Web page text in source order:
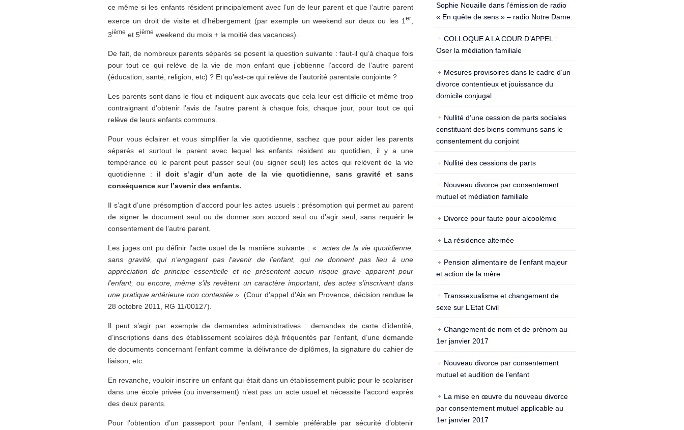
ce même si les enfants résident principalement avec l’un de leur parent et que l’autre parent
exerce un droit de visite et d’hébergement (par exemple un weekend sur deux ou les 1 er
3ième et 5ième weekend du mois + la moitié des vacances).
De fait, de nombreux parents séparés se posent la question suivante : faut-il qu’à chaque fois
pour tout ce qui relève de la vie de mon enfant que j’obtienne l’accord de l’autre parent
(éducation, santé, religion, etc) ? Et qu’est-ce qui relève de l’autorité parentale conjointe ?
Les parents sont dans le flou et indiquent aux avocats que cela leur est difficile et même trop
contraignant d’obtenir l’avis de l’autre parent à chaque fois, chaque jour, pour tout ce qui
relève de leurs enfants communs.
Pour vous éclairer et vous simplifier la vie quotidienne, sachez que pour aider les parents
séparés et surtout le parent avec lequel les enfants résident au quotidien, il y a une
tempérance où le parent peut passer seul (ou signer seul) les actes qui relèvent de la vie
quotidienne : il doit s’agir d’un acte de la vie quotidienne, sans gravité et sans
conséquence sur l’avenir des enfants.
Il s’agit d’une présomption d’accord pour les actes usuels : présomption qui permet au parent
de signer le document seul ou de donner son accord seul ou d’agir seul, sans requérir le
consentement de l’autre parent.
Les juges ont pu définir l’acte usuel de la manière suivante : « actes de la vie quotidienne,
sans gravité, qui n’engagent pas l’avenir de l’enfant, qui ne donnent pas lieu à une
appréciation de principe essentielle et ne présentent aucun risque grave apparent pour
l’enfant, ou encore, même s’ils revêtent un caractère important, des actes s’inscrivant dans
une pratique antérieure non contestée ». (Cour d’appel d’Aix en Provence, décision rendue le
28 octobre 2011, RG 11/00127).
Il peut s’agir par exemple de demandes administratives : demandes de carte d’identité,
d’inscriptions dans des établissement scolaires déjà fréquentés par l’enfant, d’une demande
de documents concernant l’enfant comme la délivrance de diplômes, la signature du cahier de
liaison, etc.
En revanche, vouloir inscrire un enfant qui était dans un établissement public pour le scolariser
dans une école privée (ou inversement) n’est pas un acte usuel et nécessite l’accord exprès
des deux parents.
Pour l’obtention d’un passeport pour l’enfant, il semble préférable par sécurité d’obtenir
Sophie Nouaille dans l’émission de radio
« En quête de sens » – radio Notre Dame.
COLLOQUE A LA COUR D’APPEL :
Oser la médiation familiale
Mesures provisoires dans le cadre d’un
divorce contentieux et jouissance du
domicile conjugal
Nullité d’une cession de parts sociales
constituant des biens communs sans le
consentement du conjoint
Nullité des cessions de parts
Nouveau divorce par consentement
mutuel et médiation familiale
Divorce pour faute pour alcoolémie
La résidence alternée
Pension alimentaire de l’enfant majeur
et action de la mère
Transsexualisme et changement de
sexe sur L’Etat Civil
Changement de nom et de prénom au
1er janvier 2017
Nouveau divorce par consentement
mutuel et audition de l’enfant
La mise en œuvre du nouveau divorce
par consentement mutuel applicable au
1er janvier 2017